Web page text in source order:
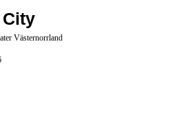
Västernorrland